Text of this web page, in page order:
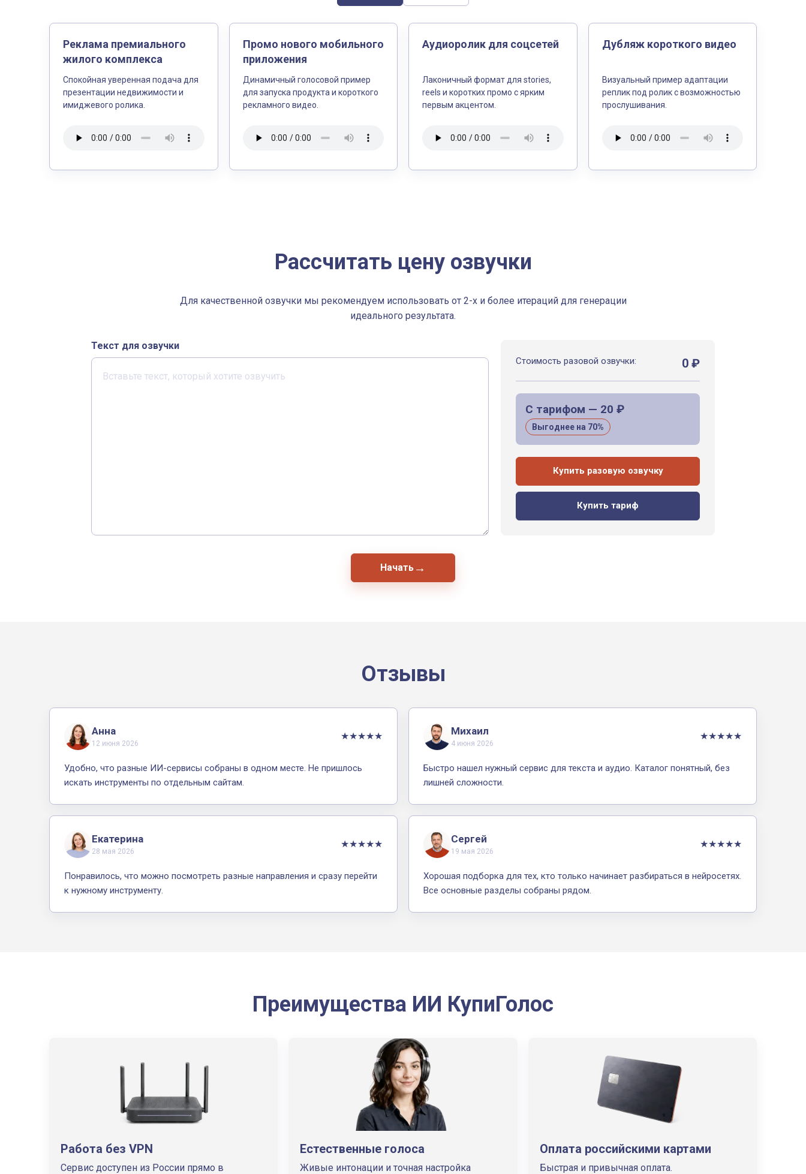
Реклама премиального
жилого комплекса
Спокойная уверенная подача для
презентации недвижимости и
имиджевого ролика.
Промо нового мобильного
приложения
Динамичный голосовой пример
для запуска продукта и короткого
рекламного видео.
Аудиоролик для соцсетей
Лаконичный формат для stories,
reels и коротких промо с ярким
первым акцентом.
Дубляж короткого видео
Визуальный пример адаптации
реплик под ролик с возможностью
прослушивания.
Рассчитать цену озвучки
Для качественной озвучки мы рекомендуем использовать от 2-х и более итераций для генерации
идеального результата.
Текст для озвучки
Стоимость разовой озвучки: 0 ₽
С тарифом — 20 ₽
Выгоднее на 70%
Купить разовую озвучку
Купить тариф
Начать →
Отзывы
Анна
12 июня 2026
★★★★★
Удобно, что разные ИИ-сервисы собраны в одном месте. Не пришлось
искать инструменты по отдельным сайтам.
Михаил
4 июня 2026
★★★★★
Быстро нашел нужный сервис для текста и аудио. Каталог понятный, без
лишней сложности.
Екатерина
28 мая 2026
★★★★★
Понравилось, что можно посмотреть разные направления и сразу перейти
к нужному инструменту.
Сергей
19 мая 2026
★★★★★
Хорошая подборка для тех, кто только начинает разбираться в нейросетях.
Все основные разделы собраны рядом.
Преимущества ИИ КупиГолос
Работа без VPN
Сервис доступен из России прямо в
Естественные голоса
Живые интонации и точная настройка
Оплата российскими картами
Быстрая и привычная оплата.